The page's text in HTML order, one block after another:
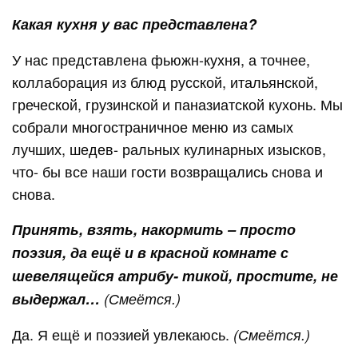
Какая кухня у вас представлена?
У нас представлена фьюжн-кухня, а точнее,
коллаборация из блюд русской, итальянской,
греческой, грузинской и паназиатской кухонь. Мы
собрали многостраничное меню из самых
лучших, шедев- ральных кулинарных изысков,
что- бы все наши гости возвращались снова и
снова.
Принять, взять, накормить – просто
поэзия, да ещё и в красной комнате с
шевелящейся атрибу- тикой, простите, не
выдержал… (Смеётся.)
Да. Я ещё и поэзией увлекаюсь. (Смеётся.)